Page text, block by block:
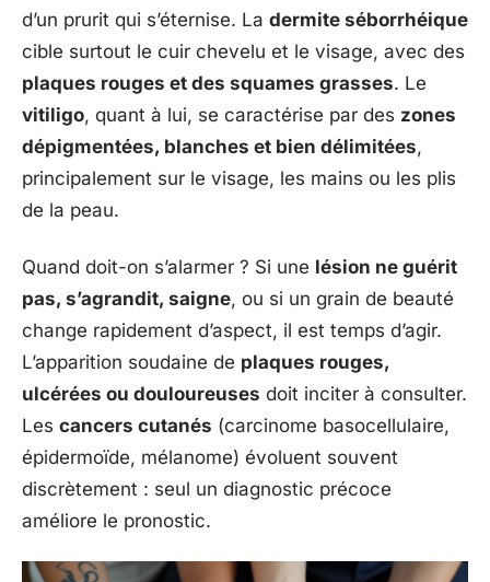
d’un prurit qui s’éternise. La dermite séborrhéique
cible surtout le cuir chevelu et le visage, avec des
plaques rouges et des squames grasses. Le
vitiligo, quant à lui, se caractérise par des zones
dépigmentées, blanches et bien délimitées,
principalement sur le visage, les mains ou les plis
de la peau.
Quand doit-on s’alarmer ? Si une lésion ne guérit
pas, s’agrandit, saigne, ou si un grain de beauté
change rapidement d’aspect, il est temps d’agir.
L’apparition soudaine de plaques rouges,
ulcérées ou douloureuses doit inciter à consulter.
Les cancers cutanés (carcinome basocellulaire,
épidermoïde, mélanome) évoluent souvent
discrètement : seul un diagnostic précoce
améliore le pronostic.